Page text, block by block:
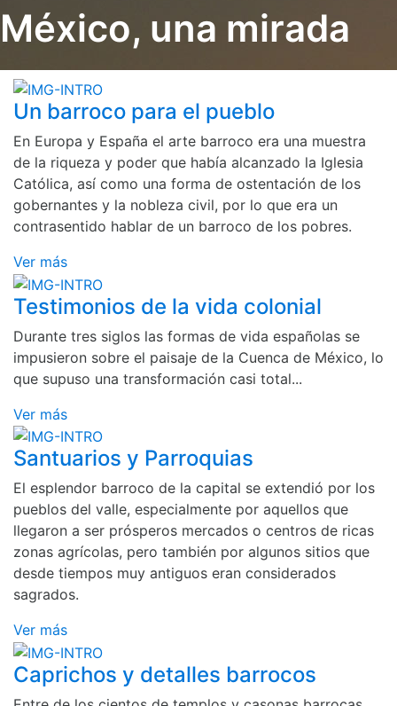
México, una mirada
Un barroco para el pueblo
En Europa y España el arte barroco era una muestra
de la riqueza y poder que había alcanzado la Iglesia
Católica, así como una forma de ostentación de los
gobernantes y la nobleza civil, por lo que era un
contrasentido hablar de un barroco de los pobres.
Ver más
Testimonios de la vida colonial
Durante tres siglos las formas de vida españolas se
impusieron sobre el paisaje de la Cuenca de México, lo
que supuso una transformación casi total...
Ver más
Santuarios y Parroquias
El esplendor barroco de la capital se extendió por los
pueblos del valle, especialmente por aquellos que
llegaron a ser prósperos mercados o centros de ricas
zonas agrícolas, pero también por algunos sitios que
desde tiempos muy antiguos eran considerados
sagrados.
Ver más
Caprichos y detalles barrocos